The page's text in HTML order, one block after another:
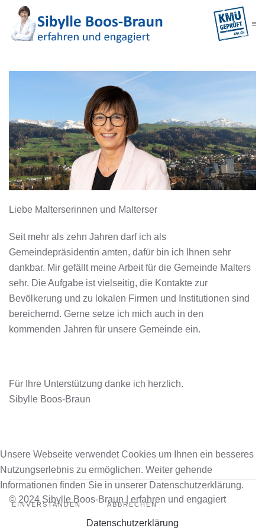
Skip
to
content
Liebe Malterserinnen und Malterser
Seit mehr als zehn Jahren darf ich als
Gemeindepräsidentin amten, dafür bin ich Ihnen sehr
dankbar. Mir gefällt meine Arbeit für die Gemeinde Malters
sehr. Die Aufgabe ist vielseitig, die Kontakte zur
Bevölkerung und zu lokalen Firmen und Institutionen sind
bereichernd. Gerne setze ich mich auch in den
kommenden Jahren für unsere Gemeinde ein.
Für Ihre Unterstützung danke ich herzlich.
Sibylle Boos-Braun
© 2024 Sibylle Boos-Braun | erfahren und engagiert
Unsere Webseite verwendet Cookies um Ihnen ein besseres
Nutzungserlebnis zu ermöglichen. Weiter gehende
Informationen finden Sie in unserer Datenschutzerklärung.
EINVERSTANDEN ABBRECHEN
Datenschutzerklärung